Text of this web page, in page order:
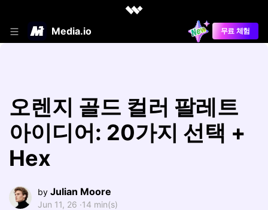
Media.io 무료 체험
오렌지 골드 컬러 팔레트
아이디어: 20가지 선택 +
Hex
by Julian Moore
Jun 11, 26 ·14 min(s)